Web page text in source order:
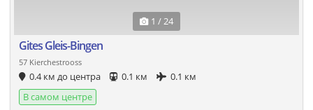
1 / 24
Gites Gleis-Bingen
57 Kierchestrooss
0.4 км до центра 0.1 км
0.1 км
В самом центре